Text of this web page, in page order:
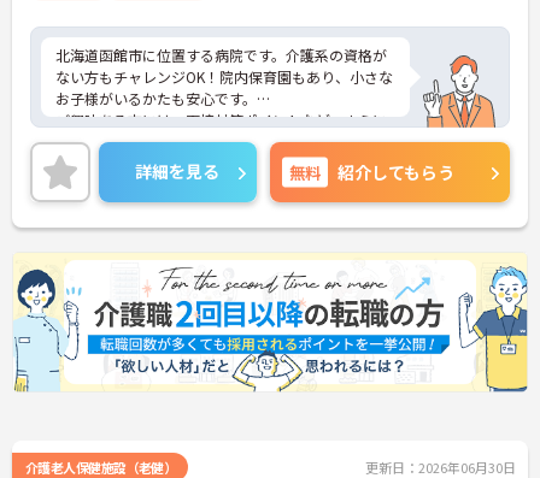
北海道函館市に位置する病院です。介護系の資格が
ない方もチャレンジOK！院内保育園もあり、小さな
お子様がいるかたも安心です。
ご興味ある方には、面接対策ポイントなど、さらに
詳細をお話しいたしますのでお気軽にご相談くださ
い！
詳細を見る 無料 紹介してもらう
介護老人保健施設（老健） 更新日：2026年06月30日